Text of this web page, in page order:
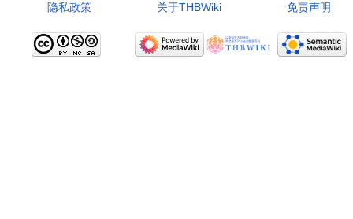
隐私政策 关于THBWiki 免责声明